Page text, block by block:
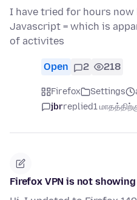
I have tried for hours now
Javascript = which is
of activites
Open 2 218
Firefox Settings
jbrreplied1
Firefox VPN is not